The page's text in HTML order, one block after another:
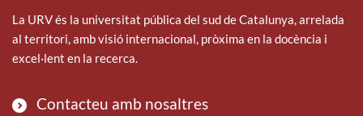
La URV és la universitat pública del sud de Catalunya, arrelada
al territori, amb visió internacional, pròxima en la docència i
excel·lent en la recerca.
Contacteu amb nosaltres